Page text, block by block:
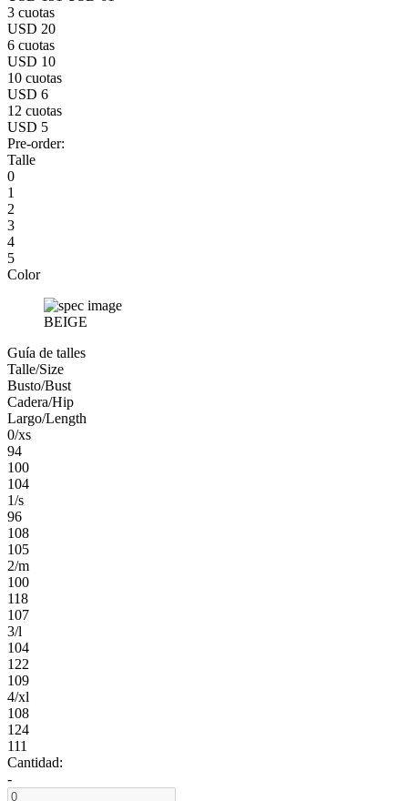
3 cuotas
USD 20
6 cuotas
USD 10
10 cuotas
USD 6
12 cuotas
USD 5
Pre-order:
Talle
0
1
2
3
4
5
Color
BEIGE
Guía de talles
Talle/Size
Busto/Bust
Cadera/Hip
Largo/Length
0/xs
94
100
104
1/s
96
108
105
2/m
100
118
107
3/l
104
122
109
4/xl
108
124
111
Cantidad:
-